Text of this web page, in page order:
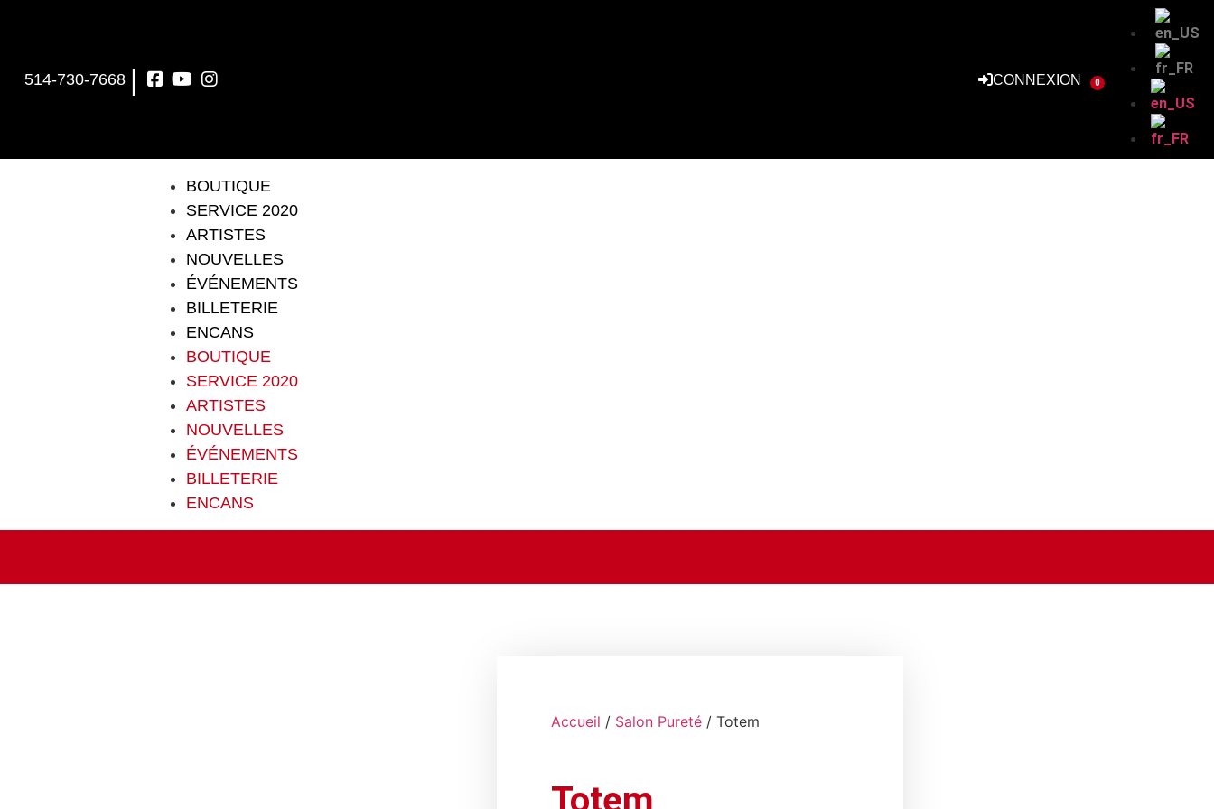
514-730-7668 | CONNEXION 0
BOUTIQUE
SERVICE 2020
ARTISTES
NOUVELLES
ÉVÉNEMENTS
BILLETERIE
ENCANS
BOUTIQUE
SERVICE 2020
ARTISTES
NOUVELLES
ÉVÉNEMENTS
BILLETERIE
ENCANS
Accueil / Salon Pureté / Totem